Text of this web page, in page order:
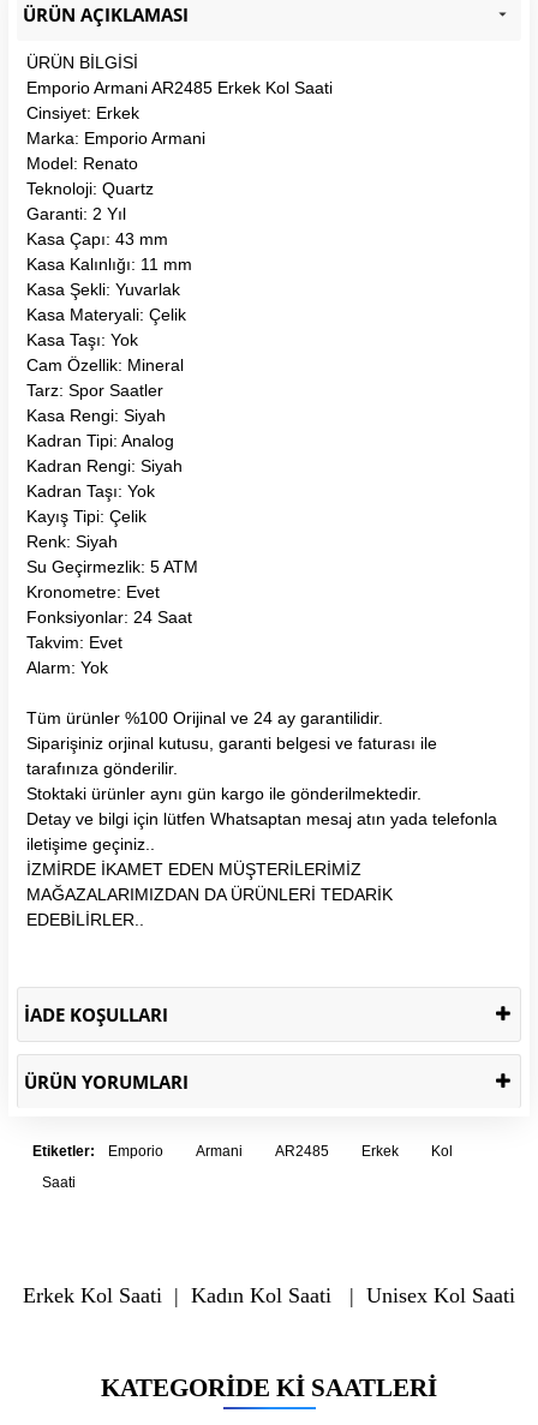
ÜRÜN AÇIKLAMASI
ÜRÜN BİLGİSİ
Emporio Armani AR2485 Erkek Kol Saati
Cinsiyet: Erkek
Marka: Emporio Armani
Model: Renato
Teknoloji: Quartz
Garanti: 2 Yıl
Kasa Çapı: 43 mm
Kasa Kalınlığı: 11 mm
Kasa Şekli: Yuvarlak
Kasa Materyali: Çelik
Kasa Taşı: Yok
Cam Özellik: Mineral
Tarz: Spor Saatler
Kasa Rengi: Siyah
Kadran Tipi: Analog
Kadran Rengi: Siyah
Kadran Taşı: Yok
Kayış Tipi: Çelik
Renk: Siyah
Su Geçirmezlik: 5 ATM
Kronometre: Evet
Fonksiyonlar: 24 Saat
Takvim: Evet
Alarm: Yok
Tüm ürünler %100 Orijinal ve 24 ay garantilidir.
Siparişiniz orjinal kutusu, garanti belgesi ve faturası ile
tarafınıza gönderilir.
Stoktaki ürünler aynı gün kargo ile gönderilmektedir.
Detay ve bilgi için lütfen Whatsaptan mesaj atın yada telefonla
iletişime geçiniz..
İZMİRDE İKAMET EDEN MÜŞTERİLERİMİZ
MAĞAZALARIMIZDAN DA ÜRÜNLERİ TEDARİK
EDEBİLİRLER..
İADE KOŞULLARI
ÜRÜN YORUMLARI
Etiketler: Emporio Armani AR2485 Erkek
Kol
Saati
Erkek Kol Saati | Kadın Kol Saati | Unisex Kol Saati
KATEGORIDE KI SAATLERI